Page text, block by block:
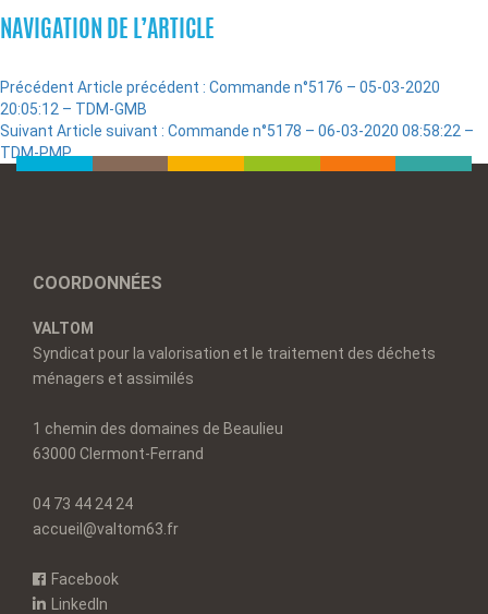
NAVIGATION DE L’ARTICLE
Précédent Article précédent : Commande n°5176 – 05-03-2020
20:05:12 – TDM-GMB
Suivant Article suivant : Commande n°5178 – 06-03-2020 08:58:22 –
TDM-PMP
COORDONNÉES
VALTOM
Syndicat pour la valorisation et le traitement des déchets
ménagers et assimilés
1 chemin des domaines de Beaulieu
63000 Clermont-Ferrand
04 73 44 24 24
accueil@valtom63.fr
Facebook
LinkedIn